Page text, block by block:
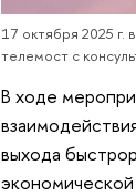
17 октября 2025 г.
телемост с
В ходе
выхода